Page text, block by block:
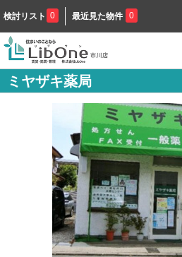
検討リスト 0 最近見た物件 0
ミヤザキ薬局